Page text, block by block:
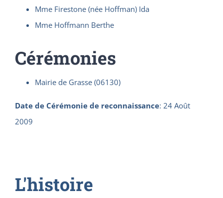
Mme Firestone (née Hoffman) Ida
Mme Hoffmann Berthe
Cérémonies
Mairie de Grasse (06130)
Date de Cérémonie de reconnaissance: 24 Août
2009
L'histoire